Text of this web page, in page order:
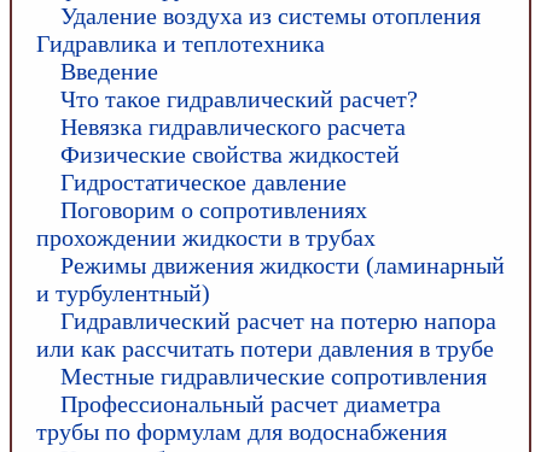
Удаление воздуха из системы отопления
Гидравлика и теплотехника
Введение
Что такое гидравлический расчет?
Невязка гидравлического расчета
Физические свойства жидкостей
Гидростатическое давление
Поговорим о сопротивлениях
прохождении жидкости в трубах
Режимы движения жидкости (ламинарный
и турбулентный)
Гидравлический расчет на потерю напора
или как рассчитать потери давления в трубе
Местные гидравлические сопротивления
Профессиональный расчет диаметра
трубы по формулам для водоснабжения